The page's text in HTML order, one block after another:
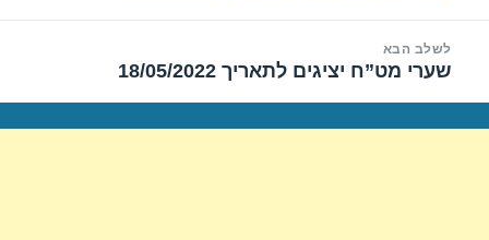
לשלב הבא
הפוסט
שערי מט”ח יציגים לתאריך 18/05/2022